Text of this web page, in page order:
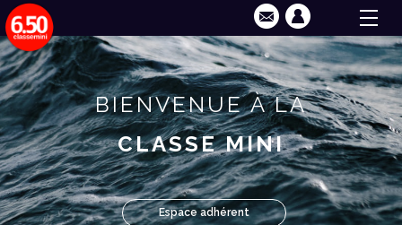
BIENVENUE À LA
CLASSE MINI
Espace adhérent